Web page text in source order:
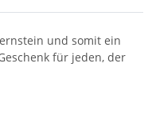
und somit ein
für jeden, der